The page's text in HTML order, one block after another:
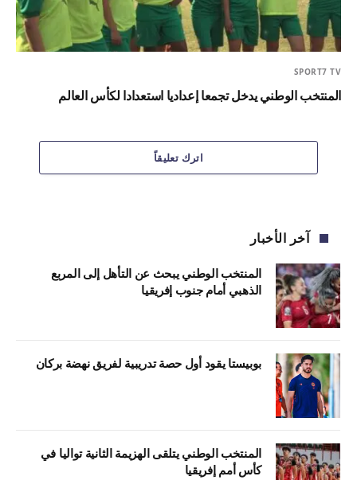
SPORT7 TV
المنتخب الوطني يدخل تجمعا إعداديا استعدادا لكأس العالم
اترك تعليقاً
آخر الأخبار
المنتخب الوطني يبحث عن التأهل إلى المربع
الذهبي أمام جنوب إفريقيا
بوبيستا يقود أول حصة تدريبية لفريق نهضة بركان
المنتخب الوطني يتلقى الهزيمة الثانية تواليا في
كأس أمم إفريقيا